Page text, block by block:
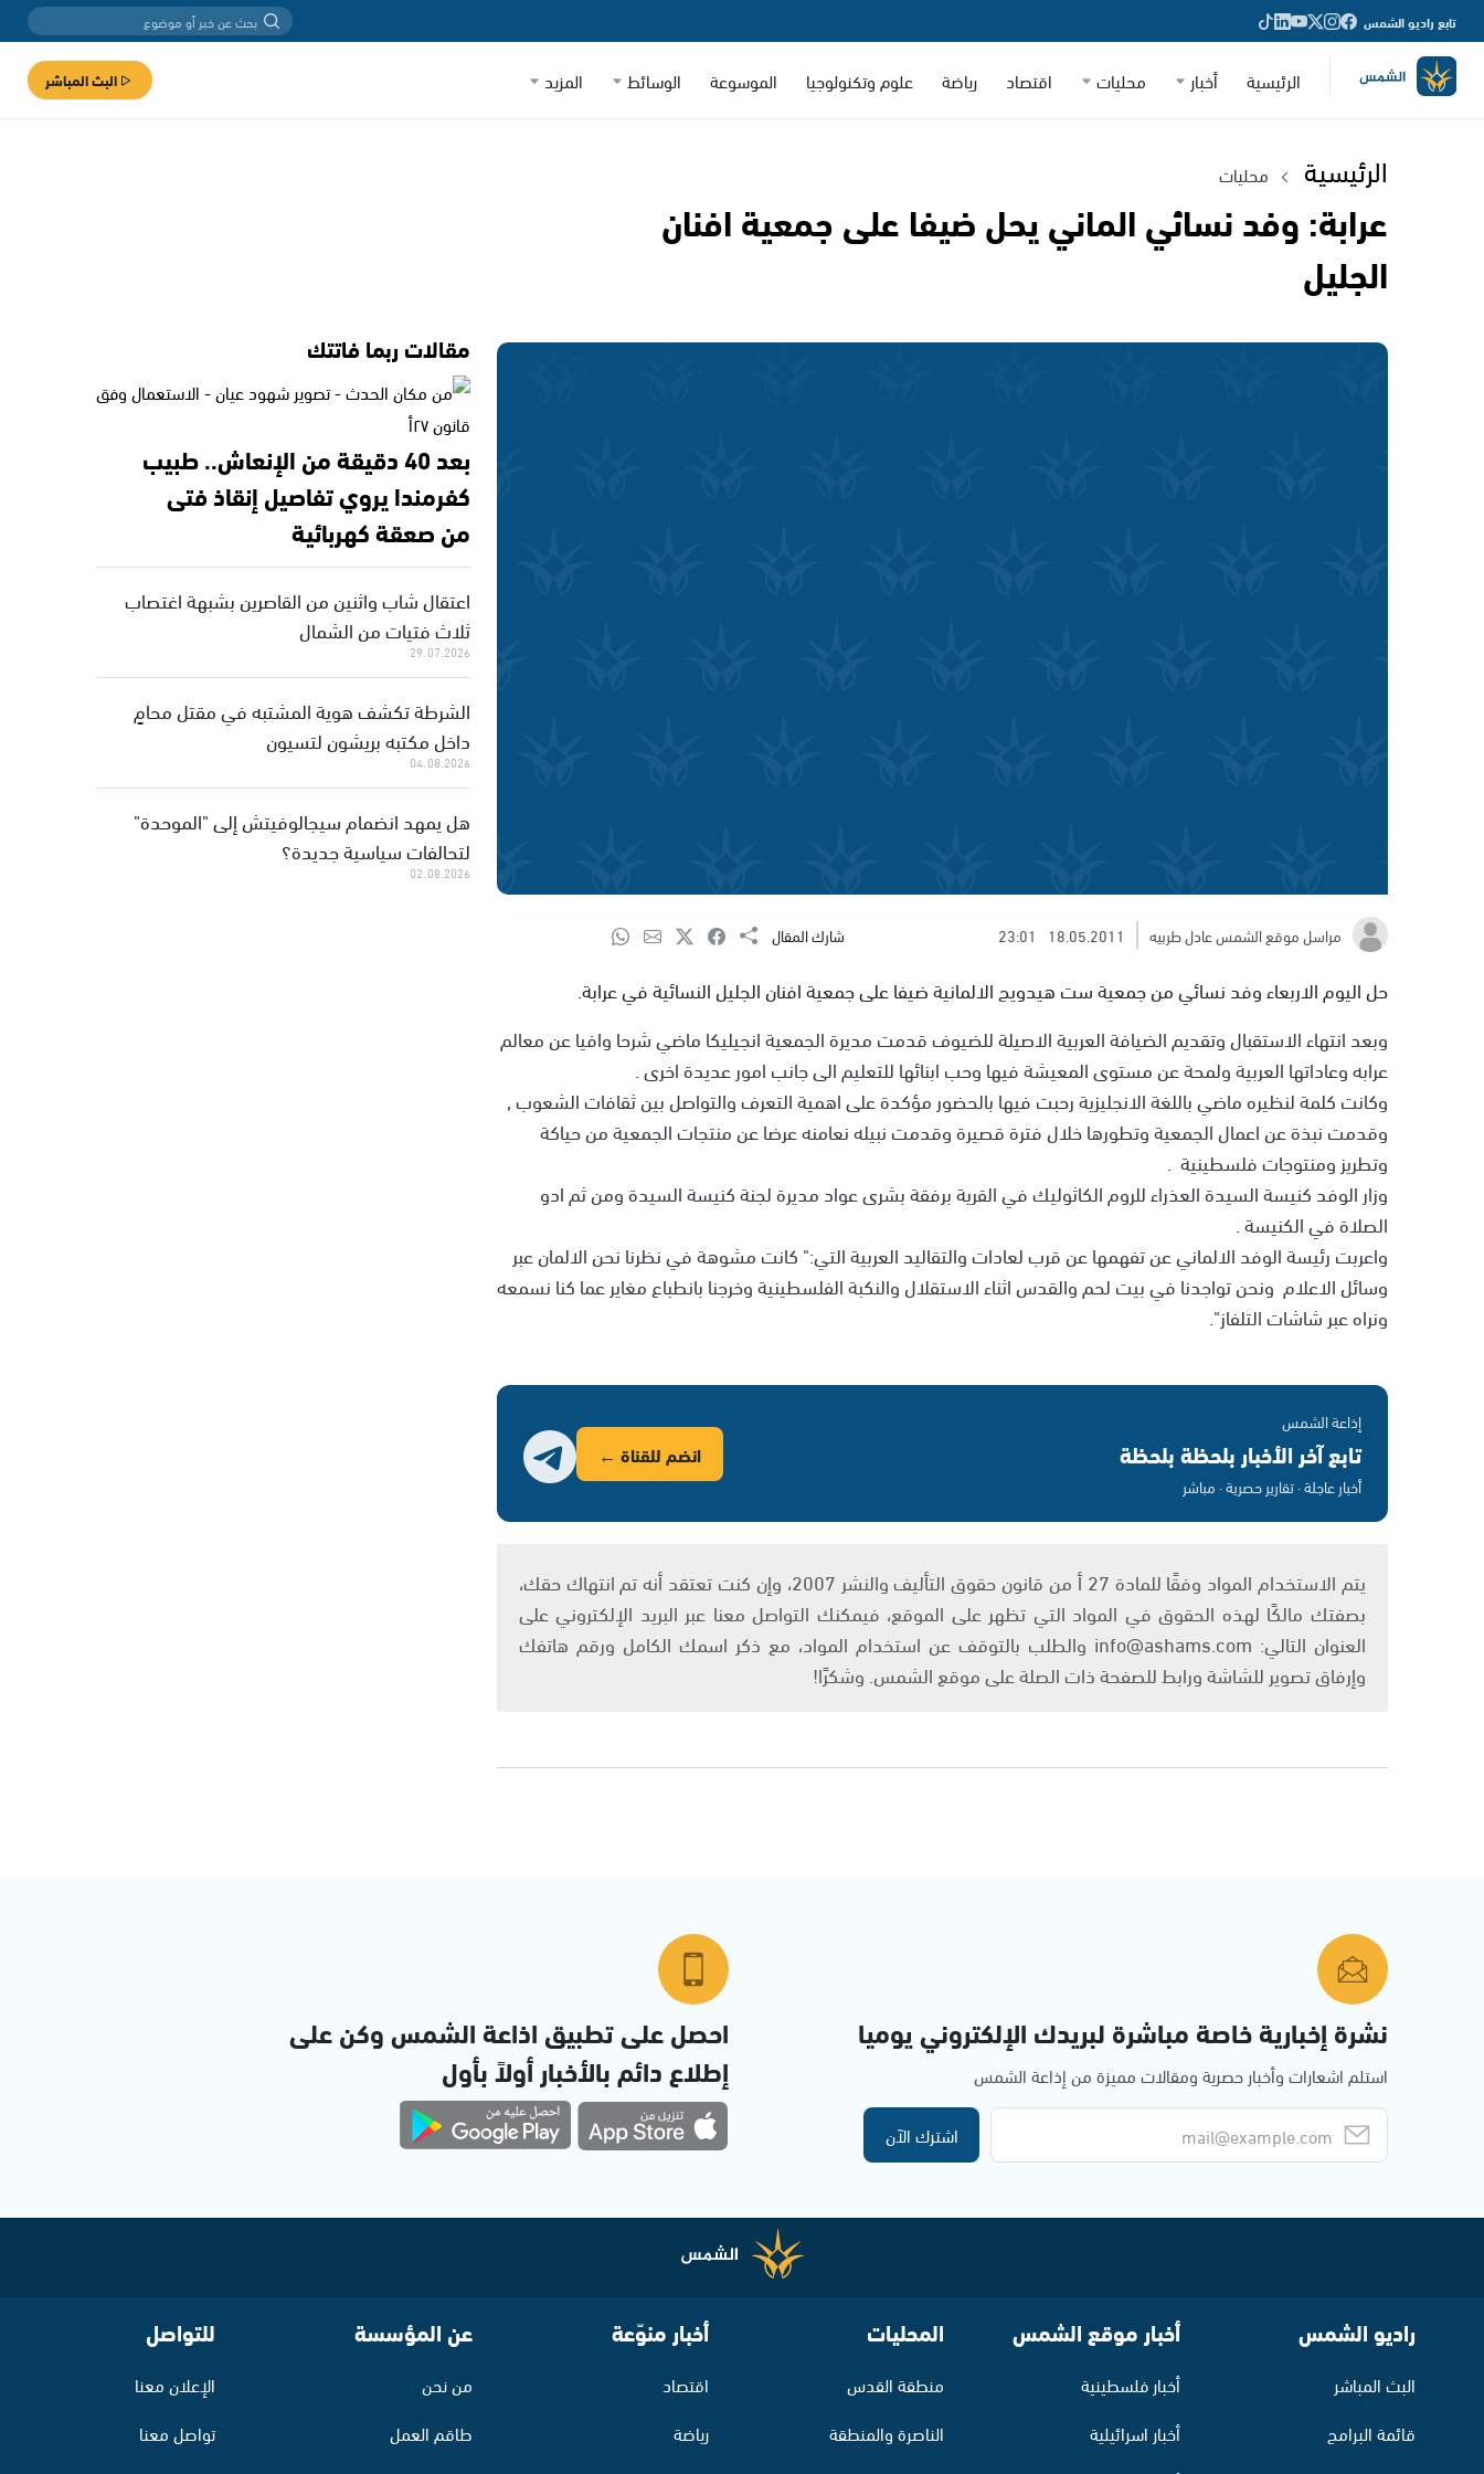
تابع راديو الشمس
الرئيسية أخبار محليات اقتصاد رياضة علوم وتكنولوجيا الموسوعة الوسائط المزيد البث المباشر
الرئيسية محليات
عرابة: وفد نسائي الماني يحل ضيفا على جمعية افنان
الجليل
مراسل موقع الشمس عادل طربيه 18.05.2011
23:01 شارك المقال
حل اليوم الاربعاء وفد نسائي من جمعية ست هيدويج الالمانية ضيفا على جمعية افنان الجليل النسائية في عرابة.
وبعد انتهاء الاستقبال وتقديم الضيافة العربية الاصيلة للضيوف قدمت مديرة الجمعية انجيليكا ماضي شرحا وافيا عن معالم
عرابه وعاداتها العربية ولمحة عن مستوى المعيشة فيها وحب ابنائها للتعليم الى جانب امور عديدة اخرى .
وكانت كلمة لنظيره ماضي باللغة الانجليزية رحبت فيها بالحضور مؤكدة على اهمية التعرف والتواصل بين ثقافات الشعوب ,
وقدمت نبذة عن اعمال الجمعية وتطورها خلال فترة قصيرة وقدمت نبيله نعامنه عرضا عن منتجات الجمعية من حياكة
وتطريز ومنتوجات فلسطينية .
وزار الوفد كنيسة السيدة العذراء للروم الكاثوليك في القرية برفقة بشرى عواد مديرة لجنة كنيسة السيدة ومن ثم ادو
الصلاة في الكنيسة .
واعربت رئيسة الوفد الالماني عن تفهمها عن قرب لعادات والتقاليد العربية التي:" كانت مشوهة في نظرنا نحن الالمان عبر
وسائل الاعلام ونحن تواجدنا في بيت لحم والقدس اثناء الاستقلال والنكبة الفلسطينية وخرجنا بانطباع مغاير عما كنا نسمعه
ونراه عبر شاشات التلفاز".
إذاعة الشمس
تابع آخر الأخبار بلحظة بلحظة
أخبار عاجلة · تقارير حصرية · مباشر
انضم للقناة ←
يتم الاستخدام المواد وفقًا للمادة 27 أ من قانون حقوق التأليف والنشر 2007، وإن كنت تعتقد أنه تم انتهاك حقك،
بصفتك مالكًا لهذه الحقوق في المواد التي تظهر على الموقع، فيمكنك التواصل معنا عبر البريد الإلكتروني على
العنوان التالي: info@ashams.com والطلب بالتوقف عن استخدام المواد، مع ذكر اسمك الكامل ورقم هاتفك
وإرفاق تصوير للشاشة ورابط للصفحة ذات الصلة على موقع الشمس. وشكرًا!
مقالات ربما فاتتك
بعد 40 دقيقة من الإنعاش.. طبيب
كفرمندا يروي تفاصيل إنقاذ فتى
من صعقة كهربائية
اعتقال شاب واثنين من القاصرين بشبهة اغتصاب
ثلاث فتيات من الشمال
29.07.2026
الشرطة تكشف هوية المشتبه في مقتل محامٍ
داخل مكتبه بريشون لتسيون
04.08.2026
هل يمهد انضمام سيجالوفيتش إلى "الموحدة"
لتحالفات سياسية جديدة؟
02.08.2026
نشرة إخبارية خاصة مباشرة لبريدك الإلكتروني يوميا
استلم اشعارات وأخبار حصرية ومقالات مميزة من إذاعة الشمس
اشترك الآن
احصل على تطبيق اذاعة الشمس وكن على
إطلاع دائم بالأخبار أولاً بأول
راديو الشمس
البث المباشر
قائمة البرامج
أخبار موقع الشمس
أخبار فلسطينية
أخبار اسرائيلية
المحليات
منطقة القدس
الناصرة والمنطقة
أخبار منوّعة
اقتصاد
رياضة
عن المؤسسة
من نحن
طاقم العمل
للتواصل
الإعلان معنا
تواصل معنا